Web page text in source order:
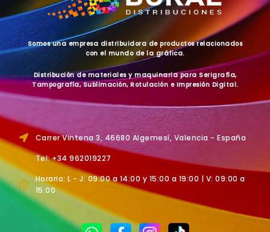
Somos una empresa distribuidora de productos relacionados
con el mundo de la gráfica.
Distribución de materiales y maquinaria para Serigrafía,
Tampografía, Sublimación, Rotulación e Impresión Digital.
Carrer Vintena 3, 46680 Algemesí, Valencia - España
Tel: +34 962019227
Horario: L - J: 09:00 a 14:00 y 15:00 a 19:00 | V: 09:00 a
15:00